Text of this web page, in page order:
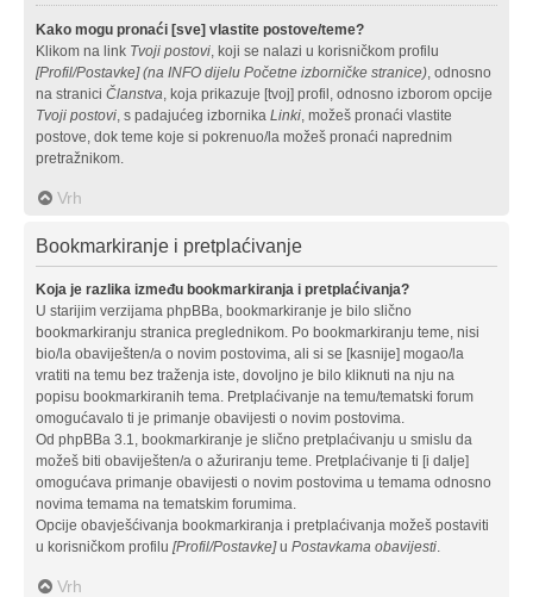
Kako mogu pronaći [sve] vlastite postove/teme?
Klikom na link Tvoji postovi, koji se nalazi u korisničkom profilu
[Profil/Postavke] (na INFO dijelu Početne izborničke stranice), odnosno
na stranici Članstva, koja prikazuje [tvoj] profil, odnosno izborom opcije
Tvoji postovi, s padajućeg izbornika Linki, možeš pronaći vlastite
postove, dok teme koje si pokrenuo/la možeš pronaći naprednim
pretražnikom.
Vrh
Bookmarkiranje i pretplaćivanje
Koja je razlika između bookmarkiranja i pretplaćivanja?
U starijim verzijama phpBBa, bookmarkiranje je bilo slično
bookmarkiranju stranica preglednikom. Po bookmarkiranju teme, nisi
bio/la obaviješten/a o novim postovima, ali si se [kasnije] mogao/la
vratiti na temu bez traženja iste, dovoljno je bilo kliknuti na nju na
popisu bookmarkiranih tema. Pretplaćivanje na temu/tematski forum
omogućavalo ti je primanje obavijesti o novim postovima.
Od phpBBa 3.1, bookmarkiranje je slično pretplaćivanju u smislu da
možeš biti obaviješten/a o ažuriranju teme. Pretplaćivanje ti [i dalje]
omogućava primanje obavijesti o novim postovima u temama odnosno
novima temama na tematskim forumima.
Opcije obavješćivanja bookmarkiranja i pretplaćivanja možeš postaviti
u korisničkom profilu [Profil/Postavke]u Postavkama obavijesti.
Vrh